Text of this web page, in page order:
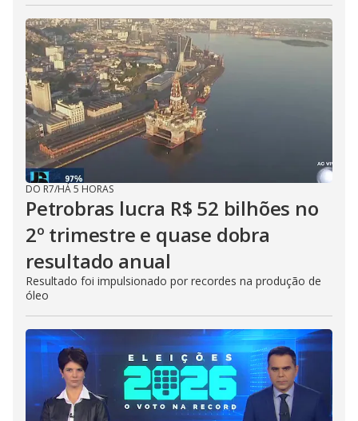
DO R7/HÁ 5 HORAS
Petrobras lucra R$ 52 bilhões no
2º trimestre e quase dobra
resultado anual
Resultado foi impulsionado por recordes na produção de
óleo